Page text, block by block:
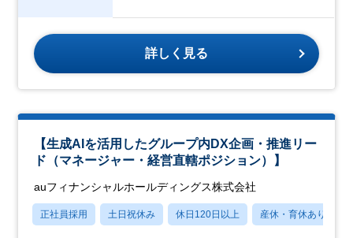
詳しく見る
【生成AIを活用したグループ内DX企画・推進リー
ド（マネージャー・経営直轄ポジション）】
auフィナンシャルホールディングス株式会社
正社員採用 土日祝休み 休日120日以上 産休・育休あり